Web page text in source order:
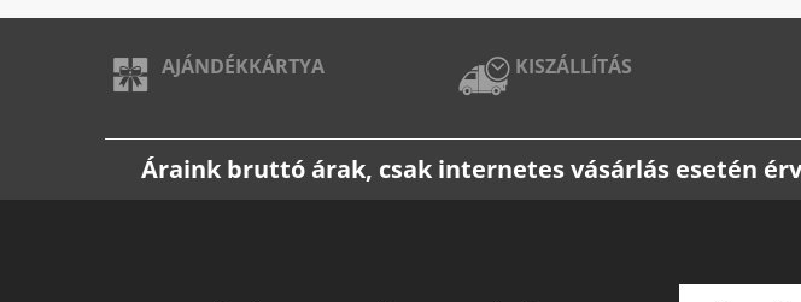
AJÁNDÉKKÁRTYA KISZÁLLÍTÁS
Áraink bruttó árak, csak internetes vásárlás esetén